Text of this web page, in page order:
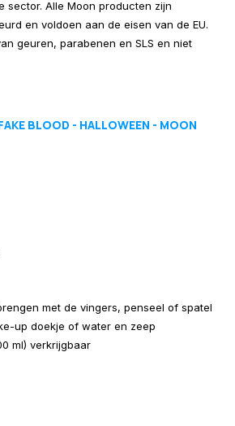
sector. Alle Moon producten zijn
en voldoen aan de eisen van de EU.
geuren, parabenen en SLS en niet
BLOOD - HALLOWEEN - MOON
met de vingers, penseel of spatel
up doekje of water en zeep
ml) verkrijgbaar